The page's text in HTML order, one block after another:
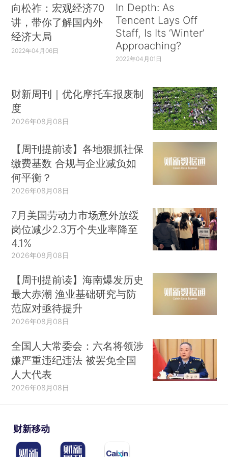
向松祚：宏观经济70
讲，带你了解国内外
经济大局
2022年04月06日
In Depth: As
Tencent Lays Off
Staff, Is Its ‘Winter’
Approaching?
2022年04月01日
财新周刊｜优化摩托车报废制
度
2026年08月08日
【周刊提前读】各地狠抓社保
缴费基数 合规与企业减负如
何平衡？
2026年08月08日
7月美国劳动力市场意外放缓
岗位减少2.3万个失业率降至
4.1%
2026年08月08日
【周刊提前读】海南爆发历史
最大赤潮 渔业基础研究与防
范应对亟待提升
2026年08月08日
全国人大常委会：六名将领涉
嫌严重违纪违法 被罢免全国
人大代表
2026年08月08日
财新移动